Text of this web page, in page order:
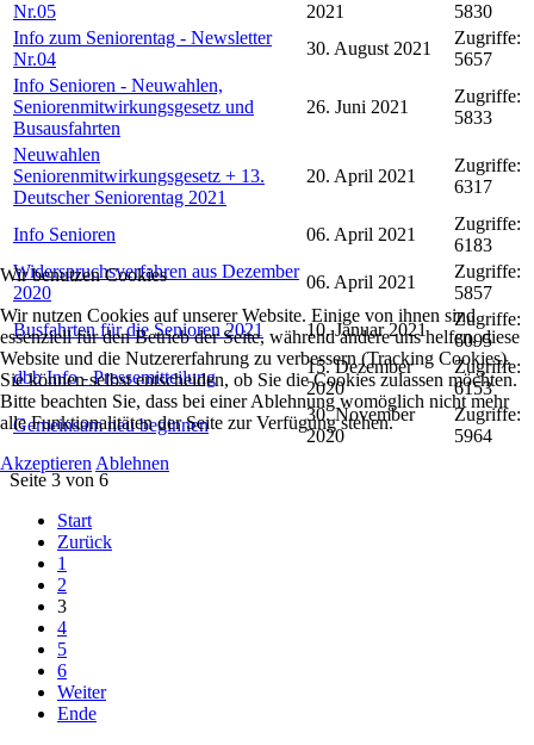
Nr.05
2021
5830
Info zum Seniorentag - Newsletter
Nr.04
30. August 2021
Zugriffe:
5657
Info Senioren - Neuwahlen,
Seniorenmitwirkungsgesetz und
Busausfahrten
26. Juni 2021
Zugriffe:
5833
Neuwahlen
Seniorenmitwirkungsgesetz + 13.
Deutscher Seniorentag 2021
20. April 2021
Zugriffe:
6317
Info Senioren 06. April 2021
Zugriffe:
6183
Widerspruchsverfahren aus Dezember
2020
06. April 2021
Zugriffe:
5857
Busfahrten für die Senioren 2021
10. Januar 2021
Zugriffe:
6095
dbb Info - Pressemitteilung
15. Dezember
2020
Zugriffe:
6153
Gemeinsam neu beginnen
30. November
2020
Zugriffe:
5964
Seite 3 von 6
Start
Zurück
1
2
3
4
5
6
Weiter
Ende
Wir benutzen Cookies
Wir nutzen Cookies auf unserer Website. Einige von ihnen sind
essenziell für den Betrieb der Seite, während andere uns helfen, diese
Website und die Nutzererfahrung zu verbessern (Tracking Cookies).
Sie können selbst entscheiden, ob Sie die Cookies zulassen möchten.
Bitte beachten Sie, dass bei einer Ablehnung womöglich nicht mehr
alle Funktionalitäten der Seite zur Verfügung stehen.
Akzeptieren Ablehnen